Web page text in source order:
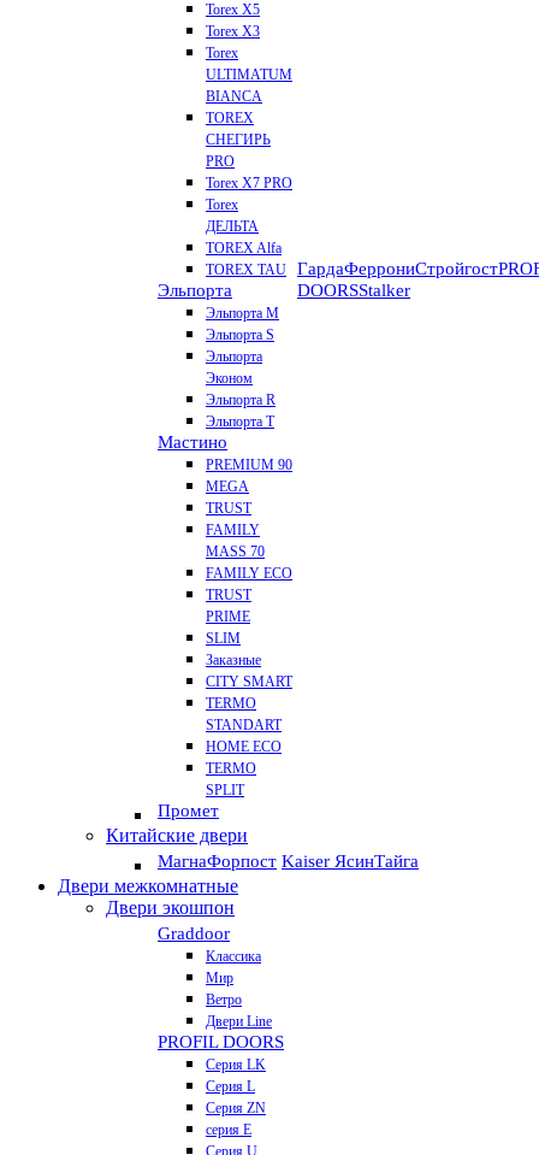
Torex Х5
Torex Х3
Torex
ULTIMATUM
BIANCA
TOREX
СНЕГИРЬ
PRO
Torex X7 PRO
Torex
ДЕЛЬТА
TOREX Alfa
TOREX TAU
Эльпорта
Эльпорта M
Эльпорта S
Эльпорта
Эконом
Эльпорта R
Эльпорта Т
Мастино
PREMIUM 90
MEGA
TRUST
FAMILY
MASS 70
FAMILY ECO
TRUST
PRIME
SLIM
Заказные
CITY SMART
TERMO
STANDART
HOME ECO
ТЕRМО
SPLIT
Промет
ГардаФеррониСтройгост
DOORSStalker
Китайские двери
МагнаФорпост Kaiser ЯсинТайга
Двери межкомнатные
Двери экошпон
Graddoor
Классика
Мир
Ветро
Двери Line
PROFIL DOORS
Серия LK
Серия L
Серия ZN
серия E
Серия U